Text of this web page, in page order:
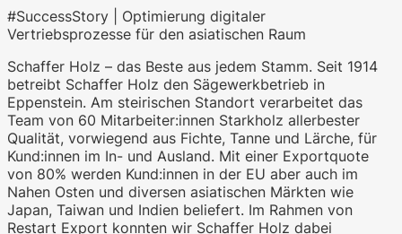
#SuccessStory | Optimierung digitaler
Vertriebsprozesse für den asiatischen Raum
Schaffer Holz – das Beste aus jedem Stamm. Seit 1914
betreibt Schaffer Holz den Sägewerkbetrieb in
Eppenstein. Am steirischen Standort verarbeitet das
Team von 60 Mitarbeiter:innen Starkholz allerbester
Qualität, vorwiegend aus Fichte, Tanne und Lärche, für
Kund:innen im In- und Ausland. Mit einer Exportquote
von 80% werden Kund:innen in der EU aber auch im
Nahen Osten und diversen asiatischen Märkten wie
Japan, Taiwan und Indien beliefert. Im Rahmen von
Restart Export konnten wir Schaffer Holz dabei
WKO.tv KI (lokales LLM gemma-4-
26b-a4b-it, Blackwell)